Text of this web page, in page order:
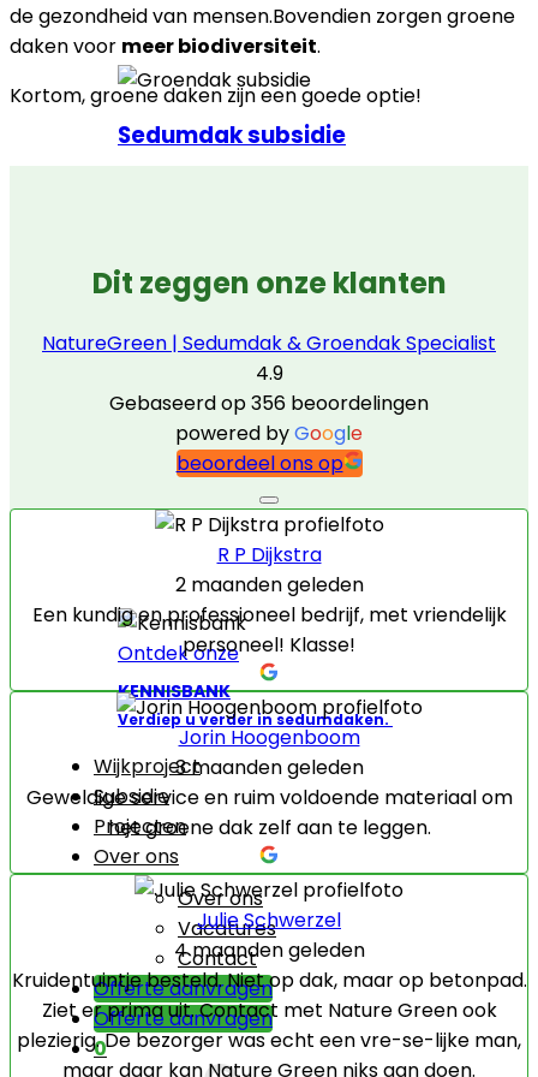
Sedumdak subsidie
Ontdek onze
KENNISBANK
Verdiep u verder in sedumdaken.
Wijkproject
Subsidie
Projecten
Over ons
Over ons
Vacatures
Contact
Offerte aanvragen
Offerte aanvragen
0
de gezondheid van mensen.Bovendien zorgen groene
daken voor meer biodiversiteit.
Kortom, groene daken zijn een goede optie!
Dit zeggen onze klanten
NatureGreen | Sedumdak & Groendak Specialist
4.9
Gebaseerd op 356 beoordelingen
powered byGoogle
beoordeel ons op
R P Dijkstra
2 maanden geleden
Een kundig en professioneel bedrijf, met vriendelijk
personeel! Klasse!
Jorin Hoogenboom
3 maanden geleden
Geweldige service en ruim voldoende materiaal om
het groene dak zelf aan te leggen.
Julie Schwerzel
4 maanden geleden
Kruidentuintje besteld. Niet op dak, maar op betonpad.
Ziet er prima uit. Contact met Nature Green ook
plezierig. De bezorger was echt een vre-se-lijke man,
maar daar kan Nature Green niks aan doen.